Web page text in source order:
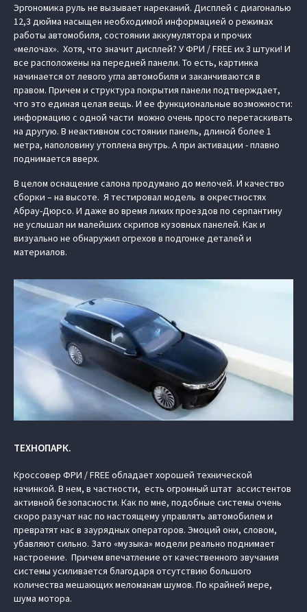
Эргономика руль не вызывает нареканий. Дисплей с диагональю
12,3 дюйма насыщен необходимой информацией о режимах
работы автомобиля, состоянии аккумулятора и прочих
«мелочах». Хотя, что значит дисплей? У ФРИ / FREE их 3 штуки! И
все расположены на передней панели. То есть, картинка
начинается от левого угла автомобиля и заканчиваются в
правом. Причем и структура покрытия панели подтверждает,
что это единая целая вещь. И ее функциональные возможности:
информацию с одной части можно очень просто перетаскивать
на другую. В неактивном состоянии панель, длиной более 1
метра, наполовину утоплена внутрь. А при активации - плавно
поднимается вверх.
В целом оснащение салона продумано до мелочей. И качество
сборки – на высоте. Я тестировал модель в окрестностях
Абрау-Дюрсо. И даже во время лихих проездов по серпантину
не услышал ни малейших скрипов кузовных панелей. Как и
визуально не обнаружил огрехов в подгонке деталей и
материалов.
ТЕХНОПАРК.
Кроссовер ФРИ / FREE обладает хорошей технической
начинкой. В нем, в частности, есть огромный штат ассистентов
активной безопасности. Как по мне, подобные системы очень
скоро разучат нас по настоящему управлять автомобилем и
превратят нас в заурядных операторов. Эмоций они, словом,
убавляют сильно. Зато «музыка» модели реально поднимает
настроение. Причем впечатление от качественного звучания
системы усиливается благодаря отсутствию большого
количества мешающих меломанам шумов. По крайней мере,
шума мотора.